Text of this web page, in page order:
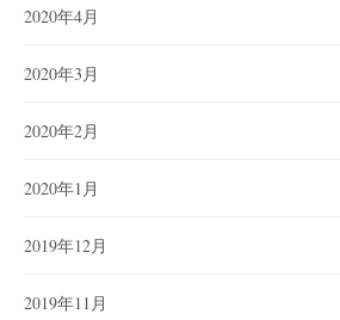
2020年4月
2020年3月
2020年2月
2020年1月
2019年12月
2019年11月